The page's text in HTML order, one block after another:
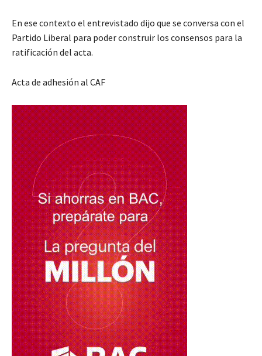
En ese contexto el entrevistado dijo que se conversa con el
Partido Liberal para poder construir los consensos para la
ratificación del acta.
Acta de adhesión al CAF